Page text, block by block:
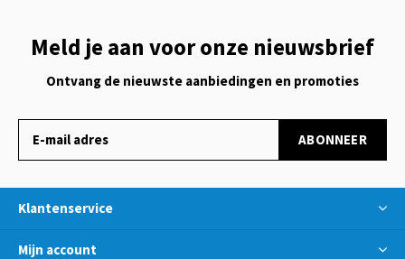
Meld je aan voor onze nieuwsbrief
Ontvang de nieuwste aanbiedingen en promoties
ABONNEER
Klantenservice
Mijn account